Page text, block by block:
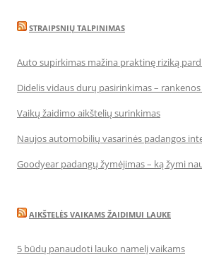
STRAIPSNIŲ TALPINIMAS
Auto supirkimas mažina praktinę riziką
Didelis vidaus durų pasirinkimas –
Vaikų žaidimo aikštelių surinkimas
Naujos automobilių vasarinės padangos
Goodyear padangų žymėjimas – ką žymi
AIKŠTELĖS VAIKAMS ŽAIDIMUI LAUKE
5 būdų panaudoti lauko namelį vaikams